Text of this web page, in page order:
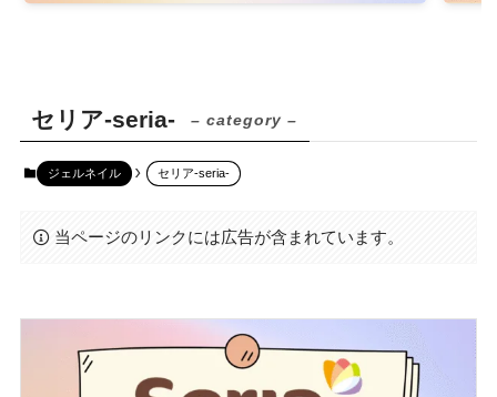
セリア-seria- – category –
ジェルネイル セリア-seria-
当ページのリンクには広告が含まれています。